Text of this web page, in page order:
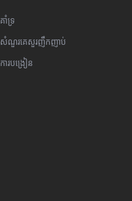
គាំទ្រ
សំណួរគេសួរញឹកញាប់
ការបង្រៀន